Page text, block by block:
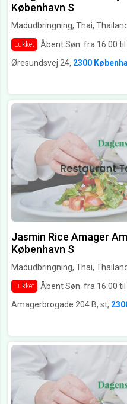
København S
Madudbringning, Thai,
Lukket Åbent Søn. fra 16:00 til
Øresundsvej 24, 2300
Jasmin Rice Amager
København S
Madudbringning, Thai,
Lukket
Åbent Søn. fra 16:00 til
Amagerbrogade 204 B, st,